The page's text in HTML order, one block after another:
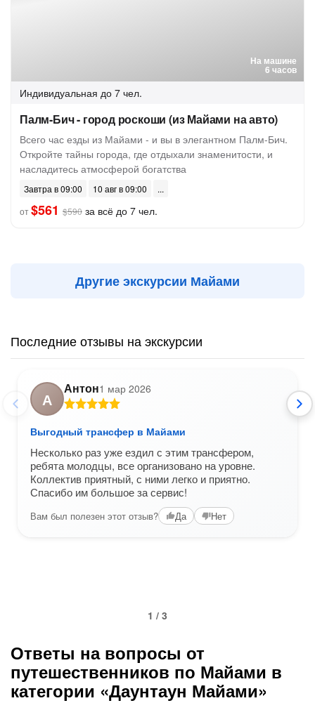
На машине
6 часов
Индивидуальная до 7 чел.
Палм-Бич - город роскоши (из Майами на авто)
Всего час езды из Майами - и вы в элегантном Палм-Бич.
Откройте тайны города, где отдыхали знаменитости, и
насладитесь атмосферой богатства
Завтра в 09:00
10 авг в 09:00
от$561 $590 за всё до 7 чел.
Другие экскурсии Майами
Последние отзывы на экскурсии
А
Антон1 мар 2026
Выгодный трансфер в Майами
Несколько раз уже ездил с этим трансфером,
ребята молодцы, все организовано на уровне.
Коллектив приятный, с ними легко и приятно.
Спасибо им большое за сервис!
Вам был полезен этот отзыв? Да Нет
1 / 3
Ответы на вопросы от
путешественников по Майами в
категории «Даунтаун Майами»